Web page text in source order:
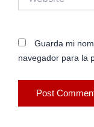
Guarda mi
navegador para la